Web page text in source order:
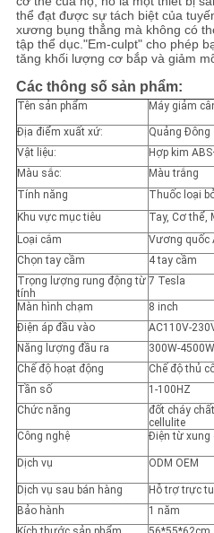
thể đạt được sự tách biệt của
xương bụng thẳng mà không có
tập thể dục."Em-culpt" cho phép
tăng khối lượng cơ bắp và giảm
Các thông số sản phẩm:
Tên sản phẩm Máy giảm
Địa điểm xuất xứ:
Quảng Đông
Vật liệu:
Hợp kim
Màu sắc:
Màu trắng
Tính năng
Thuốc loại
Khu vực mục tiêu
Tay, Cơ thể,
Loại cắm
Vương quốc
Chọn tay cầm
4 tay cầm
Trọng lượng rung động từ
tính
7 Tesla
Màn hình chạm
8 inch
Điện áp đầu vào
AC110V-
Năng lượng đầu ra
300W-4500W
Chế độ hoạt động
Chế độ thủ
Tần số
1-100HZ
Chức năng
đốt cháy
cellulite
Công nghệ
Điện từ xung
Dịch vụ ODM OEM
Dịch vụ sau bán hàng
Hỗ trợ trực
Bảo hành
1 năm